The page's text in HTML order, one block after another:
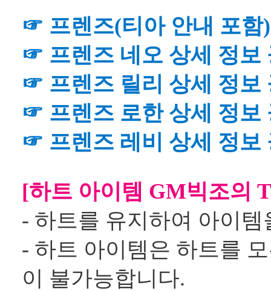
☞ 프렌즈(티아 안내 포함
☞ 프렌즈 네오 상세 정보
☞ 프렌즈 릴리 상세 정보
☞ 프렌즈 로한 상세 정보
☞ 프렌즈 레비 상세 정보
[하트 아이템 GM빅조의
- 하트를 유지하여 아이
- 하트 아이템은 하트를
이 불가능합니다.